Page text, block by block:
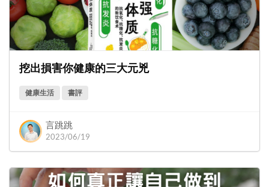
挖出損害你健康的三大元兇
健康生活 書評
言跳跳
2023/06/19